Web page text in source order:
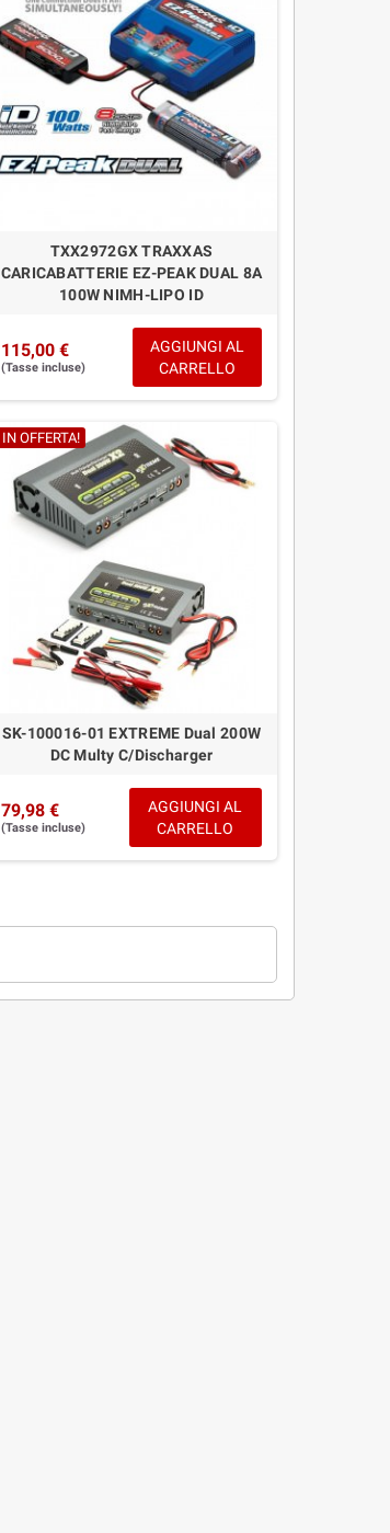
TXX2972GX TRAXXAS
CARICABATTERIE EZ-PEAK DUAL 8A
100W NIMH-LIPO ID
115,00 €
(Tasse incluse)
AGGIUNGI AL
CARRELLO
IN OFFERTA!
SK-100016-01 EXTREME Dual 200W
DC Multy C/Discharger
79,98 €
(Tasse incluse)
AGGIUNGI AL
CARRELLO